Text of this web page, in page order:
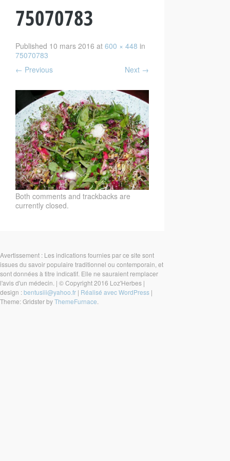
75070783
Published 10 mars 2016 at 600 × 448 in
75070783
← Previous Next →
Both comments and trackbacks are
currently closed.
Avertissement : Les indications fournies par ce site sont
issues du savoir populaire traditionnel ou contemporain, et
sont données à titre indicatif. Elle ne sauraient remplacer
l'avis d'un médecin. | © Copyright 2016 Loz'Herbes |
design :bentusiii@yahoo.fr | Réalisé avec WordPress |
Theme: Gridster byThemeFurnace